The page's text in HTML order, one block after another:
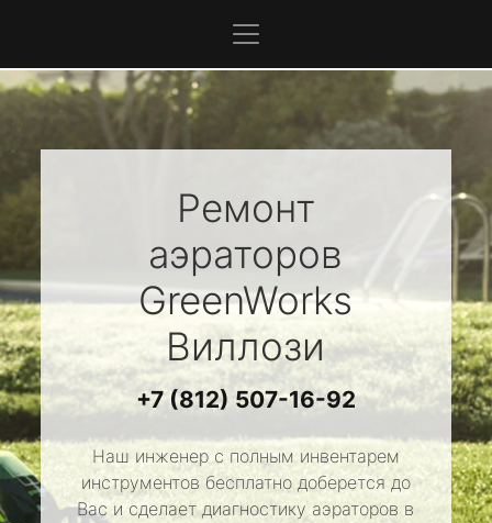
Ремонт
аэраторов
GreenWorks
Виллози
+7 (812) 507-16-92
Наш инженер с полным инвентарем
инструментов бесплатно доберется до
Вас и сделает диагностику аэраторов в